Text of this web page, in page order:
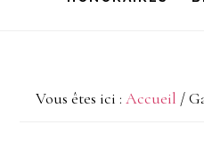
Vous êtes ici : Accueil /